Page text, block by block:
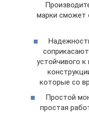
марки сможет
устойчивого
которые со
Простой
простая